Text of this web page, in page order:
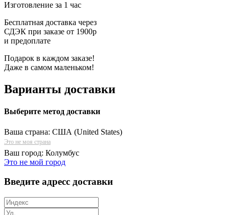
Изготовление за 1 час
Бесплатная доставка через
СДЭК при заказе от 1900р
и предоплате
Подарок в каждом заказе!
Даже в самом маленьком!
Варианты доставки
Выберите метод доставки
Ваша страна: США (United States)
Это не моя страна
Ваш город: Колумбус
Это не мой город
Введите адресс доставки